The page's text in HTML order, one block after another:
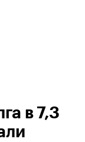
в 7,3